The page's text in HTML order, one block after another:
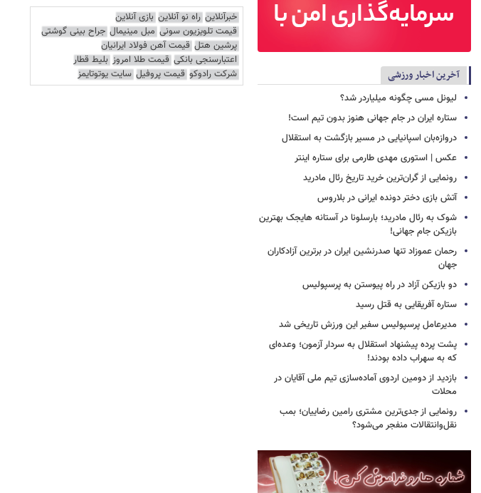
آخرین اخبار ورزشی
لیونل مسی چگونه میلیاردر شد؟
ستاره ایران در جام جهانی هنوز بدون تیم است!
دروازه‌بان اسپانیایی در مسیر بازگشت به استقلال
عکس | استوری مهدی طارمی برای ستاره اینتر
رونمایی از گران‌ترین خرید تاریخ رئال مادرید
آتش بازی دختر دونده ایرانی در بلاروس
شوک به رئال مادرید؛ بارسلونا در آستانه هایجک بهترین
بازیکن جام جهانی!
رحمان عموزاد تنها صدرنشین ایران در برترین آزادکاران
جهان
دو بازیکن آزاد در راه پیوستن به پرسپولیس
ستاره آفریقایی به قتل رسید
مدیرعامل پرسپولیس سفیر این ورزش تاریخی شد
پشت پرده پیشنهاد استقلال به سردار آزمون؛ وعده‌ای
که به سهراب داده بودند!
بازدید از دومین اردوی آماده‌سازی تیم ملی آقایان در
محلات
رونمایی از جدی‌ترین مشتری رامین رضاییان؛ بمب
نقل‌وانتقالات منفجر می‌شود؟
خبرآنلاین راه نو آنلاین بازی آنلاین
قیمت تلویزیون سونی مبل مینیمال جراح بینی گوشتی
پرشین هتل قیمت آهن فولاد ایرانیان
اعتبارسنجی بانکی قیمت طلا امروز بلیط قطار
شرکت رادوکو قیمت پروفیل سایت یوتوتایمز